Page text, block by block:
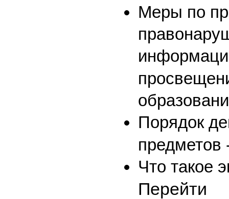
Меры по
Порядок
Что такое
Перейти